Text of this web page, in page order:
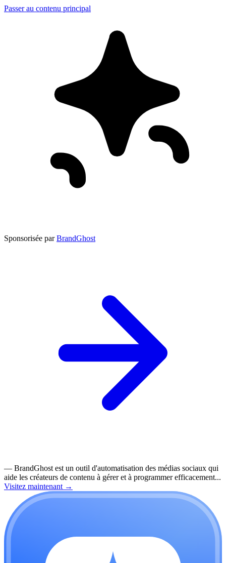
Passer au contenu principal
Sponsorisée par BrandGhost
— BrandGhost est un outil d'automatisation des médias sociaux qui
aide les créateurs de contenu à gérer et à programmer efficacement...
Visitez maintenant →